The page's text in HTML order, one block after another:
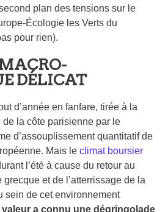
plan des tensions sur le
Écologie les Verts du
pour rien).
DÉLICAT
d’année en fanfare, tirée à la
de la côte parisienne par le
d’assouplissement quantitatif de
Mais le climat boursier
l’été à cause du retour au
et de l’atterrissage de la
sein de cet environnement
valeur a connu une dégringolade